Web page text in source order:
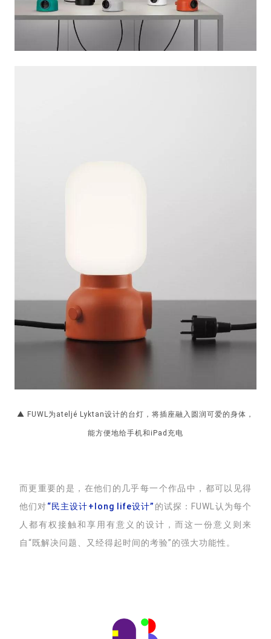
▲ FUWL为ateljé Lyktan设计的台灯，将插座融入圆润可爱的身体，
能方便地给手机和iPad充电
而更重要的是，在他们的几乎每一个作品中，都可以见得
他们对“民主设计+ long life设计” 的试探：FUWL认为每个
人都有权接触和享用有意义的设计，而这一份意义则来
自“既解决问题、又经得起时间的考验”的强大功能性。